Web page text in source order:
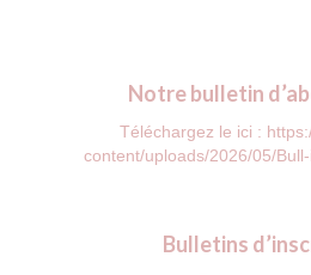
Notre bulletin
Téléchargez le ici :
content/uploads/2026/05/
Bulletins